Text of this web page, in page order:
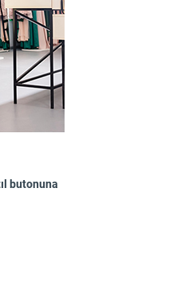
butonuna